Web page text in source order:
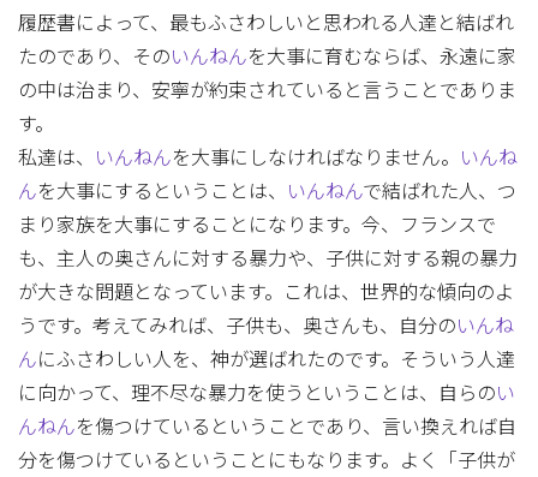
履歴書によって、最もふさわしいと思われる人達と結ばれ
たのであり、そのいんねんを大事に育むならば、永遠に家
の中は治まり、安寧が約束されていると言うことでありま
す。
私達は、
いんねんを大事にしなければなりません。
いんね
んを大事にするということは、 いんねんで結ばれた人、つ
まり家族を大事にすることになります。今、フランスで
も、主人の奥さんに対する暴力や、子供に対する親の暴力
が大きな問題となっています。これは、世界的な傾向のよ
うです。考えてみれば、子供も、奥さんも、自分のいんね
んにふさわしい人を、神が選ばれたのです。そういう人達
に向かって、理不尽な暴力を使うということは、自らのい
んねんを傷つけているということであり、言い換えれば自
分を傷つけているということにもなります。よく「子供が